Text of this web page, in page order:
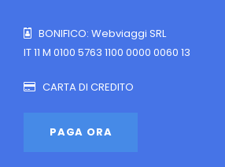
BONIFICO: Webviaggi SRL
IT 11 M 0100 5763 1100 0000 0060 13
CARTA DI CREDITO